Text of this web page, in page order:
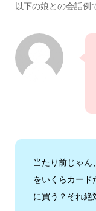
以下の娘との会話例
当たり前じゃん
をいくらカード
に買う？それ絶